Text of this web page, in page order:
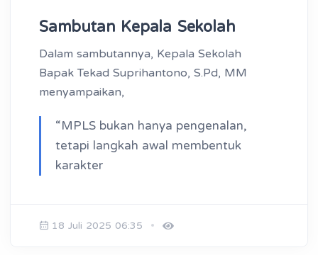
Sambutan Kepala Sekolah
Dalam sambutannya, Kepala Sekolah
Bapak Tekad Suprihantono, S.Pd, MM
menyampaikan,
“MPLS bukan hanya pengenalan,
tetapi langkah awal membentuk
karakter
18 Juli 2025 06:35